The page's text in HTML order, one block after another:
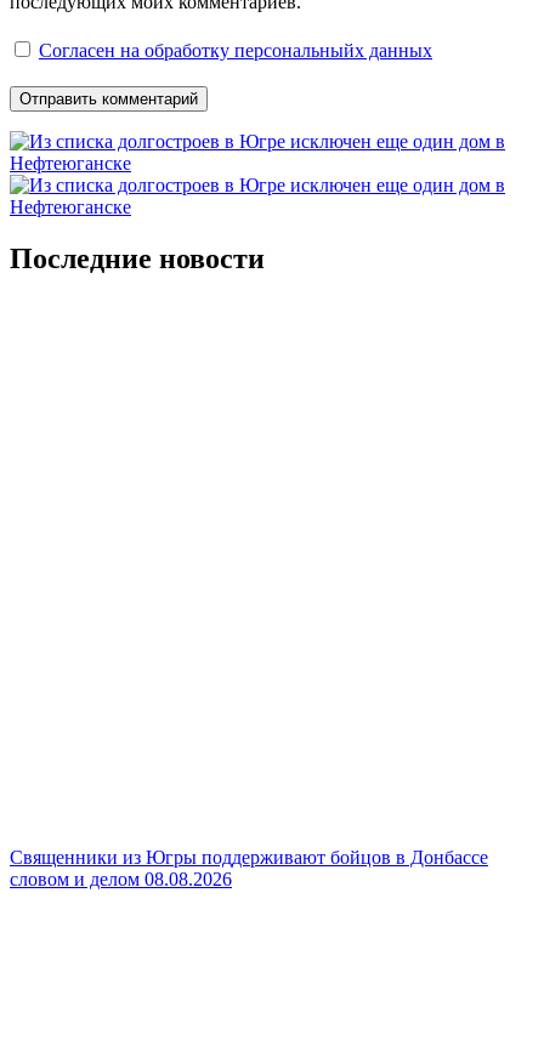
Согласен на обработку персональныйх данных
Последние новости
Священники из Югры поддерживают бойцов в Донбассе
словом и делом 08.08.2026